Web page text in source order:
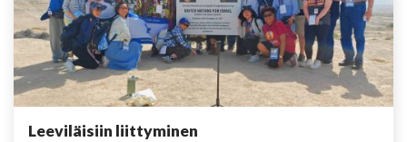
Leeviläisiin liittyminen